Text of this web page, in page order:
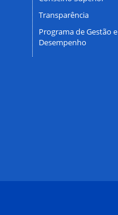
Transparência
Programa de Gestão e
Desempenho